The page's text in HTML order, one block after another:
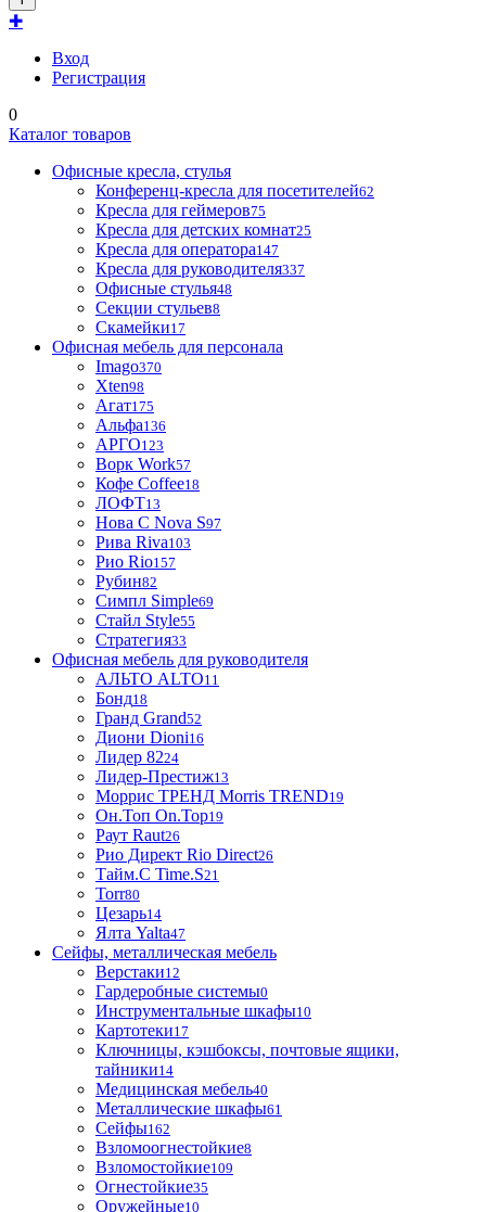
✚
Вход
Регистрация
0
Каталог товаров
Офисные кресла, стулья
Конференц-кресла для посетителей62
Кресла для геймеров75
Кресла для детских комнат25
Кресла для оператора147
Кресла для руководителя337
Офисные стулья48
Секции стульев8
Скамейки17
Офисная мебель для персонала
Imago370
Xten98
Агат175
Альфа136
АРГО123
Ворк Work57
Кофе Coffee18
ЛОФТ13
Нова С Nova S97
Рива Riva103
Рио Rio157
Рубин82
Симпл Simple69
Стайл Style55
Стратегия33
Офисная мебель для руководителя
АЛЬТО ALTO11
Бонд18
Гранд Grand52
Диони Dioni16
Лидер 8224
Лидер-Престиж13
Моррис ТРЕНД Morris TREND19
Он.Топ On.Top19
Раут Raut26
Рио Директ Rio Direct26
Тайм.С Time.S21
Torr80
Цезарь14
Ялта Yalta47
Сейфы, металлическая мебель
Верстаки12
Гардеробные системы0
Инструментальные шкафы10
Картотеки17
Ключницы, кэшбоксы, почтовые ящики,
тайники14
Медицинская мебель40
Металлические шкафы61
Сейфы162
Взломоогнестойкие8
Взломостойкие109
Огнестойкие35
Оружейные10